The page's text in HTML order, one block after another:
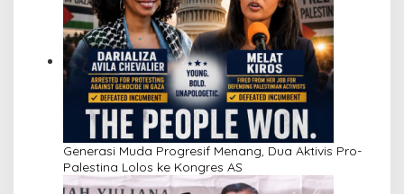
Generasi Muda Progresif Menang, Dua Aktivis Pro-
Palestina Lolos ke Kongres AS